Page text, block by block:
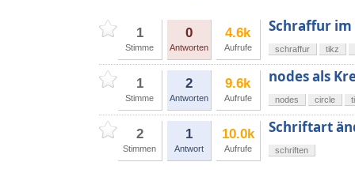
1
Stimme
0
Antworten
4.6k
Aufrufe
Schraffur
schraffur tikz
1
Stimme
2
Antworten
9.6k
Aufrufe
nodes als
nodes circle
2
Stimmen
1
Antwort
10.0k
Aufrufe
Schriftart
schriften